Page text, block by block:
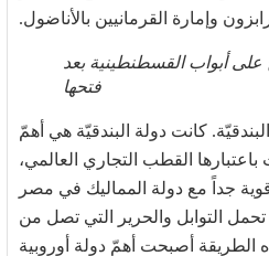
وإمارة القرمانيين بالأناضول.
على أبواب القسطنطينية بعد
فتحها
كانت دولة البندقيّة هي أهمّ
القطب التجاري العالمي،
جداً مع دولة المماليك في مصر
التوابل والحرير التي تصل من
الطريقة أصبحت أهمّ دولة أوروبية